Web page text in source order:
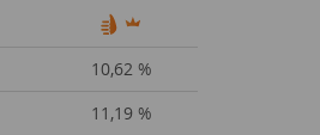
10,62 %
11,19 %